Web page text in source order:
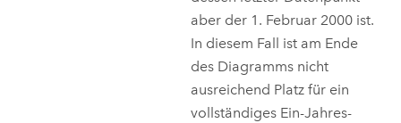
aber der 1. Februar 2000 ist.
In diesem Fall ist am Ende
des Diagramms nicht
ausreichend Platz für ein
vollständiges Ein-Jahres-